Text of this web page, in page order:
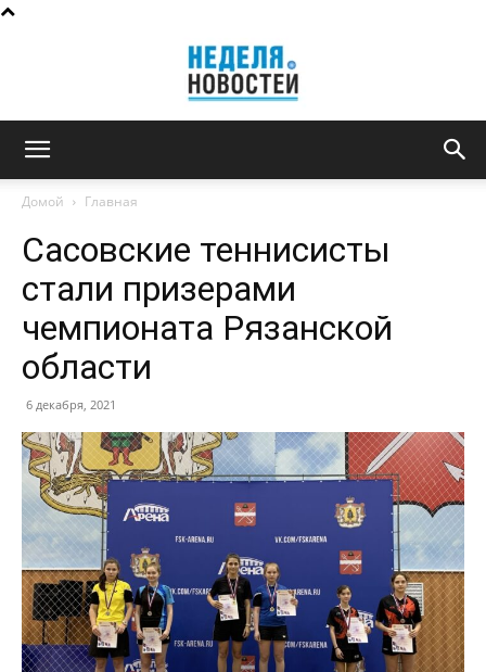
новостей
Домой Главная
Сасовские теннисисты
стали призерами
чемпионата Рязанской
области
6 декабря, 2021